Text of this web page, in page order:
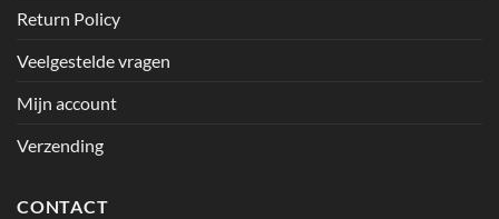
Return Policy
Veelgestelde vragen
Mijn account
Verzending
CONTACT